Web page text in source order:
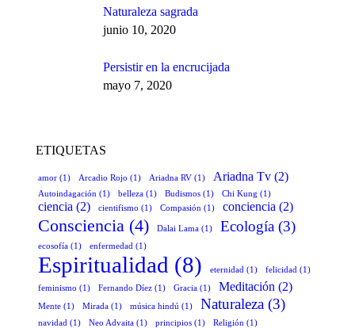
Naturaleza sagrada
junio 10, 2020
Persistir en la encrucijada
mayo 7, 2020
ETIQUETAS
amor (1) Arcadio Rojo (1) Ariadna RV (1) Ariadna Tv (2)
Autoindagación (1) belleza (1) Budismos (1) Chi Kung (1)
ciencia (2) cientifismo (1) Compasión (1) conciencia (2)
Consciencia (4) Dalai Lama (1) Ecología (3)
ecosofía (1) enfermedad (1)
Espiritualidad (8) eternidad (1) felicidad (1)
feminismo (1) Fernando Díez (1) Gracia (1) Meditación (2)
Mente (1) Mirada (1) música hindú (1) Naturaleza (3)
navidad (1) Neo Advaita (1) principios (1) Religión (1)